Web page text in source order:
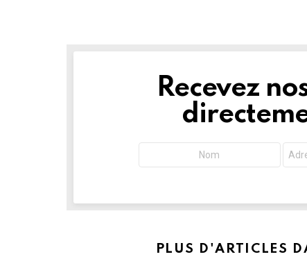
NEWSLETTERRecevez
PLUS D'ARTICLES